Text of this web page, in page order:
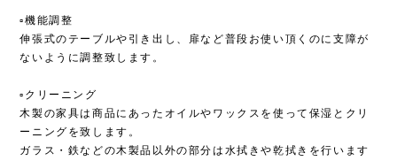
▫︎機能調整
伸張式のテーブルや引き出し、扉など普段お使い頂くのに支障が
ないように調整致します。
▫︎クリーニング
木製の家具は商品にあったオイルやワックスを使って保湿とクリ
ーニングを致します。
ガラス・鉄などの木製品以外の部分は水拭きや乾拭きを行います